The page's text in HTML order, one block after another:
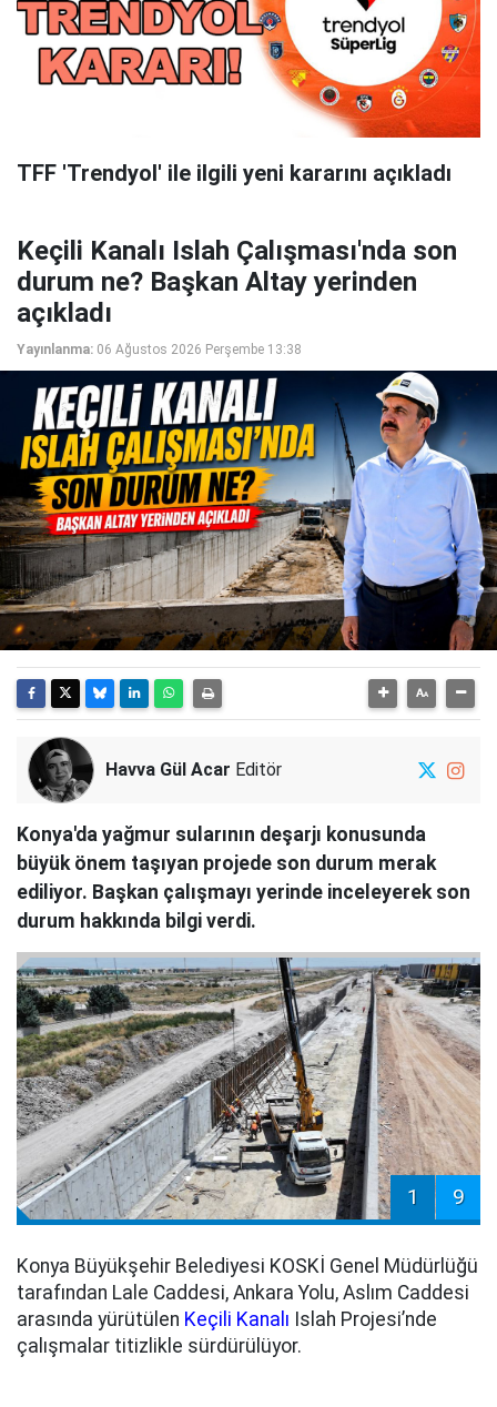
TFF 'Trendyol' ile ilgili yeni kararını açıkladı
Keçili Kanalı Islah Çalışması'nda son
durum ne? Başkan Altay yerinden
açıkladı
Yayınlanma: 06 Ağustos 2026 Perşembe 13:38
Havva Gül Acar Editör
Konya'da yağmur sularının deşarjı konusunda
büyük önem taşıyan projede son durum merak
ediliyor. Başkan çalışmayı yerinde inceleyerek son
durum hakkında bilgi verdi.
1 9
Konya Büyükşehir Belediyesi KOSKİ Genel Müdürlüğü
tarafından Lale Caddesi, Ankara Yolu, Aslım Caddesi
arasında yürütülen Keçili Kanalı Islah Projesi’nde
çalışmalar titizlikle sürdürülüyor.